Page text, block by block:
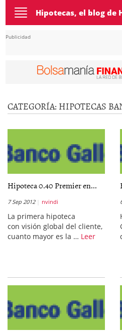
Toggle
navigation
Hipotecas, el blog de
Publicidad
CATEGORÍA: HIPOTECAS
Hipoteca 0.40 Premier en...
7 Sep 2012 nvindi
La primera hipoteca
con visión global del cliente,
cuanto mayor es la … Leer